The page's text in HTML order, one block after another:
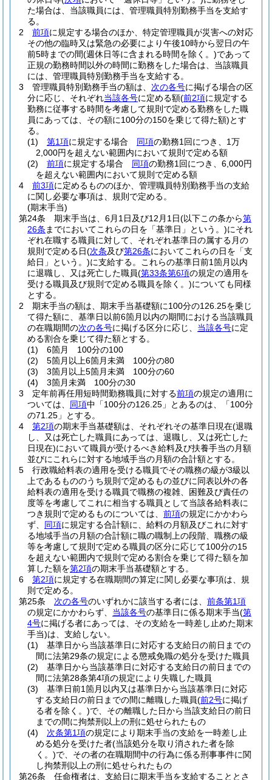
た場合は、当該職員には、管理職員特別勤務手当を支給す
る。
2
前項に規定する場合のほか、特定管理職員が災害への対応
その他の臨時又は緊急の必要により午後10時から翌日の午
前5時までの間(週休日等に含まれる時間を除く。)であって
正規の勤務時間以外の時間に勤務をした場合は、当該職員
には、管理職員特別勤務手当を支給する。
3
管理職員特別勤務手当の額は、 次の各号に掲げる場合の区
分に応じ、それぞれ当該各号に定める額(前2項に規定する
勤務に従事する時間を考慮して規則で定める勤務をした職
員にあっては、その額に100分の150を乗じて得た額)とす
る。
(1)
第1項に規定する場合 同項の勤務1回につき、1万
2,000円を超えない範囲内において規則で定める額
(2)
前項に規定する場合 同項の勤務1回につき、6,000円
を超えない範囲内において規則で定める額
4
前3項に定めるもののほか、管理職員特別勤務手当の支給
に関し必要な事項は、規則で定める。
(期末手当)
第24条
期末手当は、6月1日及び12月1日(以下この条から第
26条 までにおいてこれらの日を「基準日」という。)にそれ
ぞれ在職する職員に対して、それぞれ基準日の属する月の
規則で定める日(次条及び第26条においてこれらの日を「支
給日」という。)に支給する。
これらの基準日前1箇月以内
に退職し、又は死亡した職員(第33条第6項の規定の適用を
受ける職員及び規則で定める職員を除く。)についても同様
とする。
2
期末手当の額は、期末手当基礎額に100分の126.25を乗じ
て得た額に、基準日以前6箇月以内の期間における当該職員
の在職期間の次の各号に掲げる区分に応じ、 当該各号に定
める割合を乗じて得た額とする。
(1)
6箇月 100分の100
(2)
5箇月以上6箇月未満 100分の80
(3)
3箇月以上5箇月未満 100分の60
(4)
3箇月未満 100分の30
3
定年前再任用短時間勤務職員に対する前項の規定の適用に
ついては、 同項中「100分の126.25」とあるのは、「100分
の71.25」とする。
4
第2項の期末手当基礎額は、それぞれその基準日現在(退職
し、又は死亡した職員にあっては、退職し、又は死亡した
日現在)において職員が受けるべき給料及び扶養手当の月額
並びにこれらに対する地域手当の月額の合計額とする。
5
行政職給料表の適用を受ける職員でその職務の級が3級以
上であるもののうち規則で定めるもの並びに同表以外の各
給料表の適用を受ける職員で職務の複雑、困難及び責任の
度等を考慮してこれに相当する職員として当該各給料表に
つき規則で定めるものについては、 前項の規定にかかわら
ず、 同項に規定する合計額に、給料の月額及びこれに対す
る地域手当の月額の合計額に職の職制上の段階、職務の級
等を考慮して規則で定める職員の区分に応じて100分の15
を超えない範囲内で規則で定める割合を乗じて得た額を加
算した額を第2項の期末手当基礎額とする。
6
第2項に規定する在職期間の算定に関し必要な事項は、規
則で定める。
第25条
次の各号のいずれかに該当する者には、 前条第1項
の規定にかかわらず、 当該各号の基準日に係る期末手当(第
4号に掲げる者にあっては、その支給を一時差し止めた期末
手当)は、支給しない。
(1)
基準日から当該基準日に対応する支給日の前日までの
間に法第29条の規定による懲戒免職の処分を受けた職員
(2)
基準日から当該基準日に対応する支給日の前日までの
間に法第28条第4項の規定により失職した職員
(3)
基準日前1箇月以内又は基準日から当該基準日に対応
する支給日の前日までの間に離職した職員(前2号に掲げ
る者を除く。)で、その離職した日から当該支給日の前日
までの間に拘禁刑以上の刑に処せられたもの
(4)
次条第1項の規定により期末手当の支給を一時差し止
める処分を受けた者(当該処分を取り消された者を除
く。)で、その者の在職期間中の行為に係る刑事事件に関
し拘禁刑以上の刑に処せられたもの
第26条
任命権者は、支給日に期末手当を支給することとさ